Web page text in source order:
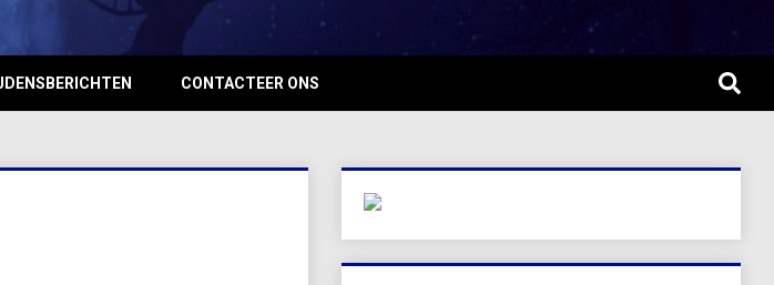
CONTACTEER ONS